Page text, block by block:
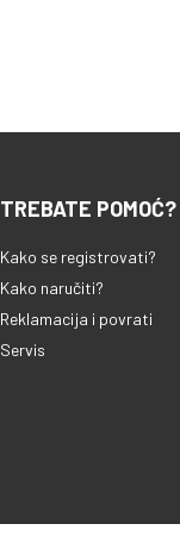
TREBATE POMOĆ?
Kako se registrovati?
Kako naručiti?
Reklamacija i povrati
Servis